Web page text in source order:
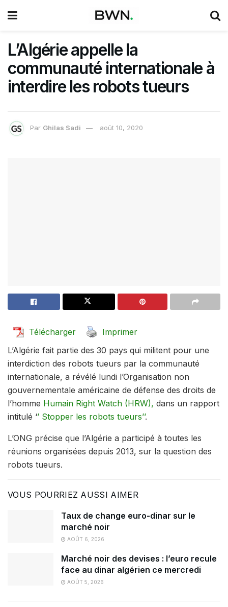
L’Algérie appelle la
communauté internationale à
interdire les robots tueurs
Par Ghilas Sadi août 10, 2020
Télécharger
Imprimer
L’Algérie fait partie des 30 pays qui militent pour une
interdiction des robots tueurs par la communauté
internationale, a révélé lundi l’Organisation non
gouvernementale américaine de défense des droits de
l’homme Humain Right Watch (HRW), dans un rapport
intitulé ‘’ Stopper les robots tueurs’’.
L’ONG précise que l’Algérie a participé à toutes les
réunions organisées depuis 2013, sur la question des
robots tueurs.
VOUS POURRIEZ AUSSI AIMER
Taux de change euro-dinar sur le
marché noir
AOÛT 6, 2026
Marché noir des devises : l’euro recule
face au dinar algérien ce mercredi
AOÛT 5, 2026